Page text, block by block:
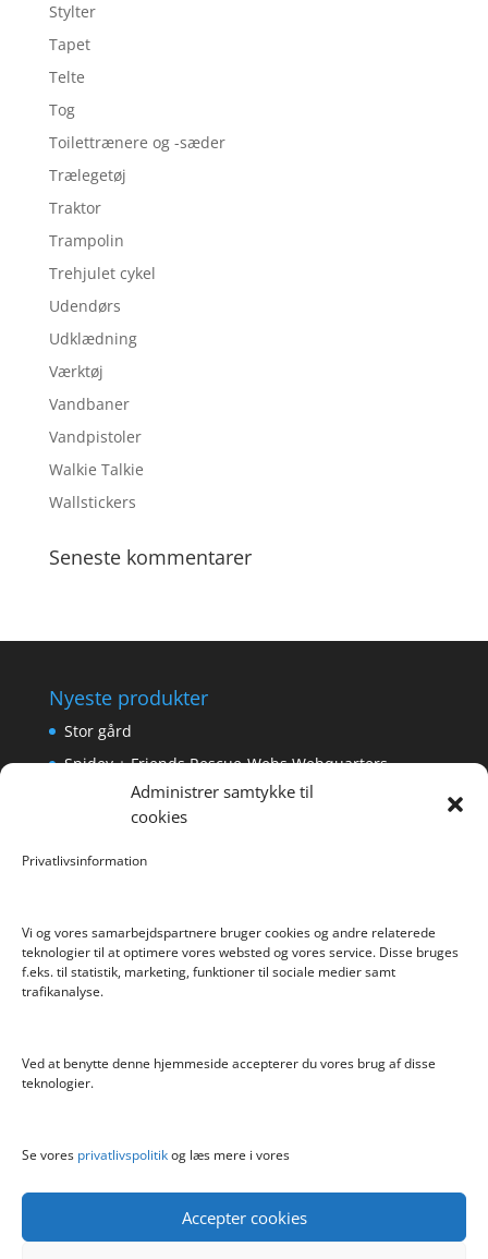
Administrer samtykke til
cookies
Privatlivsinformation
Vi og vores samarbejdspartnere bruger cookies og andre relaterede
teknologier til at optimere vores websted og vores service. Disse bruges
f.eks. til statistik, marketing, funktioner til sociale medier samt
trafikanalyse.
Ved at benytte denne hjemmeside accepterer du vores brug af disse
teknologier.
Se vores privatlivspolitikog læs mere i vores
Accepter cookies
Stylter
Tapet
Telte
Tog
Toilettrænere og -sæder
Trælegetøj
Traktor
Trampolin
Trehjulet cykel
Udendørs
Udklædning
Værktøj
Vandbaner
Vandpistoler
Walkie Talkie
Wallstickers
Seneste kommentarer
Nyeste produkter
Stor gård
Spidey + Friends Rescue-Webs Webquarters
Forlængerkabel til håndkontrol 2×2 m.
Pokemon Skoletaske med 4 Dele
Hyggeligt fehjem med gyldent enhjørning
Info
Kontakt
Privatlivspolitik